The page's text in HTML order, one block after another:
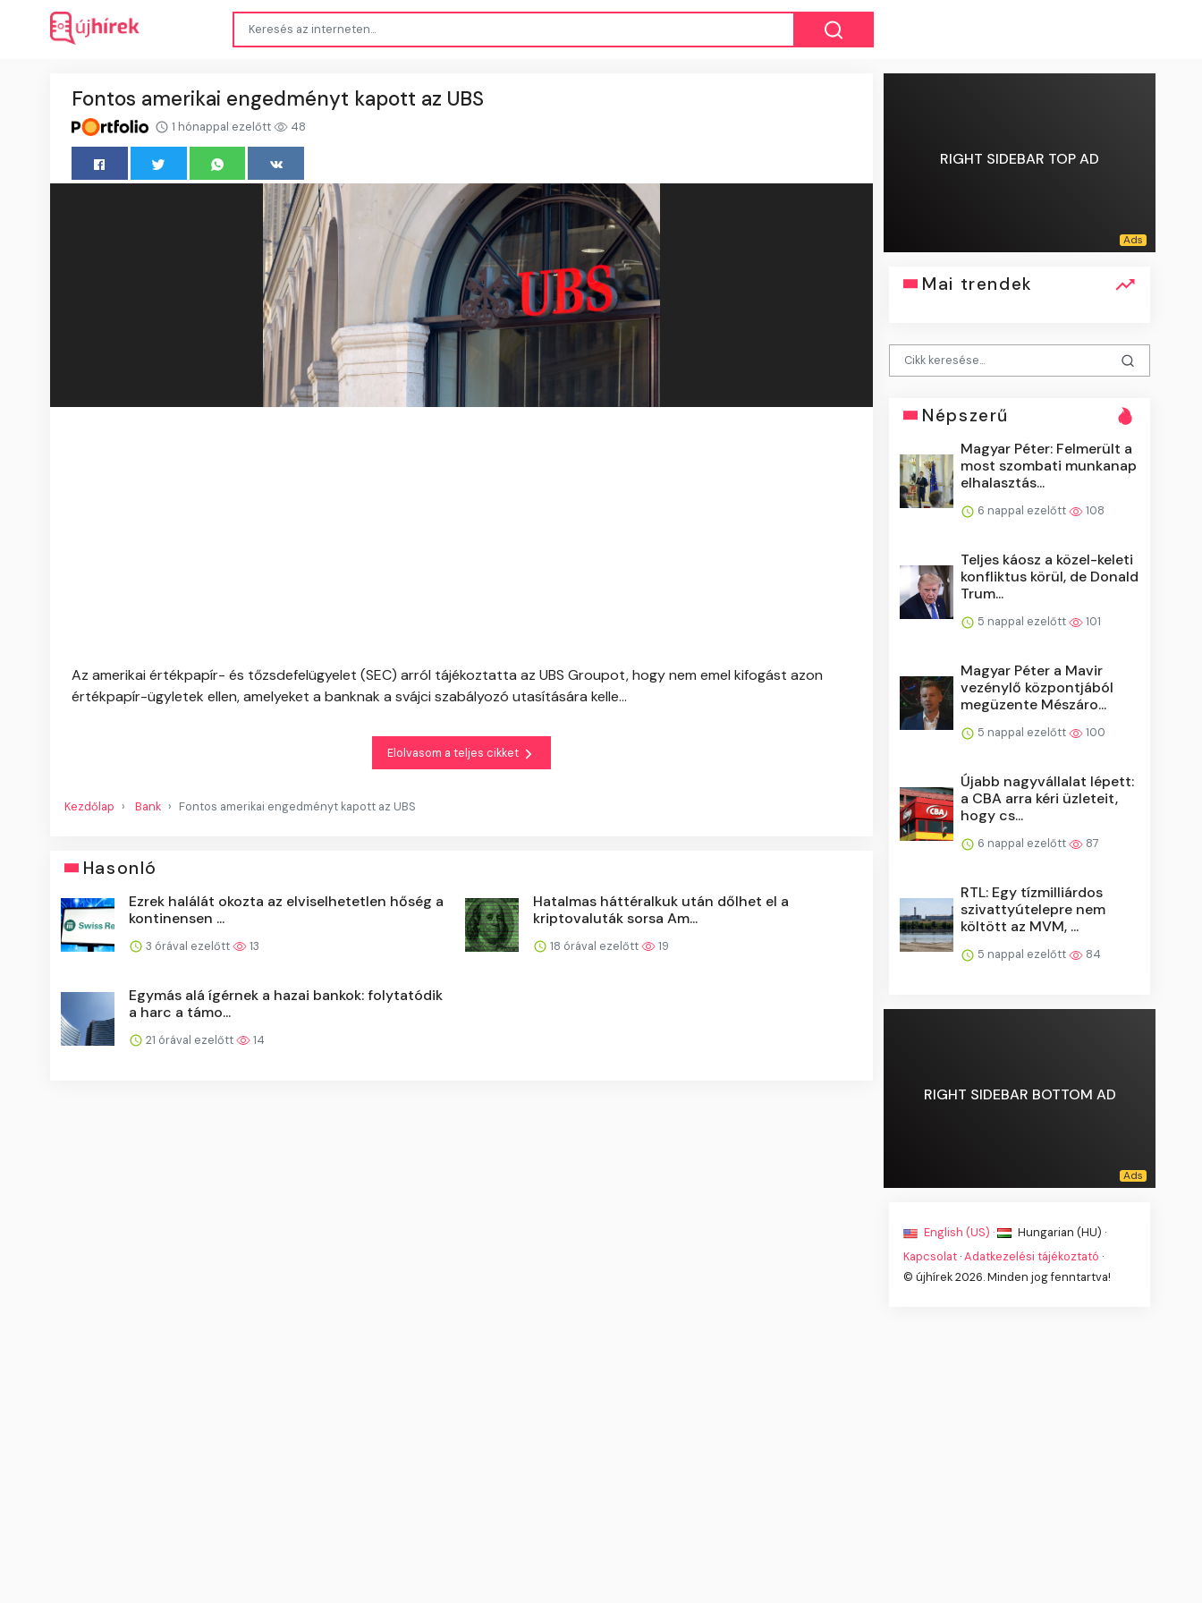
Fontos amerikai engedményt kapott az UBS
1 hónappal ezelőtt 48
Az amerikai értékpapír- és tőzsdefelügyelet (SEC) arról tájékoztatta az UBS Groupot, hogy nem emel kifogást azon
értékpapír-ügyletek ellen, amelyeket a banknak a svájci szabályozó utasítására kelle...
Elolvasom a teljes cikket
Kezdőlap Bank Fontos amerikai engedményt kapott az UBS
Hasonló
Ezrek halálát okozta az elviselhetetlen hőség a
kontinensen ...
3 órával ezelőtt 13
Hatalmas háttéralkuk után dőlhet el a
kriptovaluták sorsa Am...
18 órával ezelőtt 19
Egymás alá ígérnek a hazai bankok: folytatódik
a harc a támo...
21 órával ezelőtt 14
RIGHT SIDEBAR TOP AD
Mai trendek
Népszerű
Magyar Péter: Felmerült a
most szombati munkanap
elhalasztás...
6 nappal ezelőtt 108
Teljes káosz a közel-keleti
konfliktus körül, de Donald
Trum...
5 nappal ezelőtt 101
Magyar Péter a Mavir
vezénylő központjából
megüzente Mészáro...
5 nappal ezelőtt 100
Újabb nagyvállalat lépett:
a CBA arra kéri üzleteit,
hogy cs...
6 nappal ezelőtt 87
RTL: Egy tízmilliárdos
szivattyútelepre nem
költött az MVM, ...
5 nappal ezelőtt 84
RIGHT SIDEBAR BOTTOM AD
English (US) ·
Hungarian (HU) ·
Kapcsolat ·Adatkezelési tájékoztató ·
© újhírek 2026. Minden jog fenntartva!